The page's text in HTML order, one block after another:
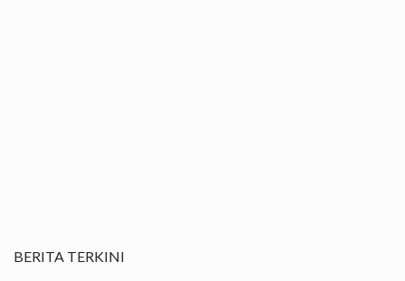
BERITA TERKINI